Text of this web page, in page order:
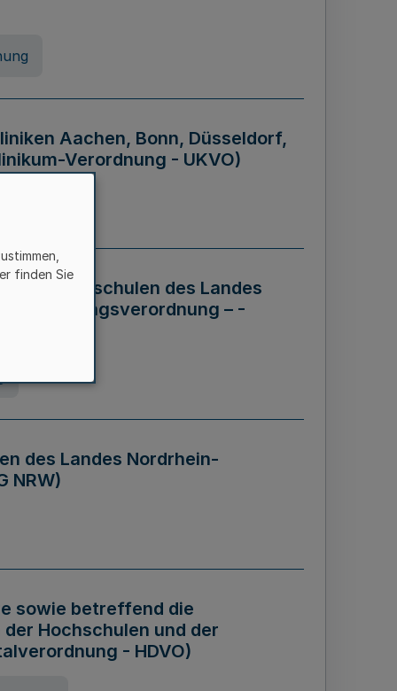
Aachen, Bonn, Düsseldorf,
Verordnung - UKVO)
der Hochschulen des Landes
– -
des Landes Nordrhein-
NRW)
sowie betreffend die
Hochschulen und der
- HDVO)
finden Sie